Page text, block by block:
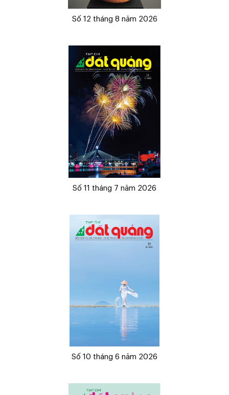
Số 12 tháng 8 năm 2026
Số 11 tháng 7 năm 2026
Số 10 tháng 6 năm 2026